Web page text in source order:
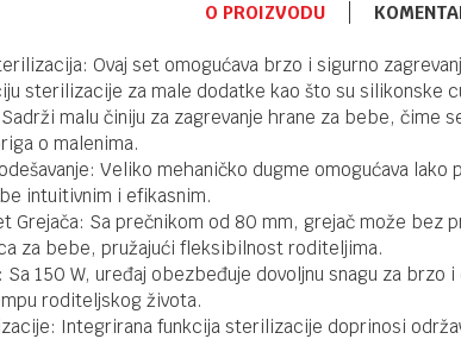
O PROIZVODU
Ovaj set omogućava brzo i sigurno
sterilizacije za male dodatke kao što su silikonske
malu činiju za zagrevanje hrane za bebe, čime
o malenima.
Veliko mehaničko dugme omogućava
intuitivnim i efikasnim.
Grejača: Sa prečnikom od 80 mm, grejač može bez
za bebe, pružajući fleksibilnost roditeljima.
Sa 150 W, uređaj obezbeđuje dovoljnu snagu za brzo
roditeljskog života.
Integrirana funkcija sterilizacije doprinosi